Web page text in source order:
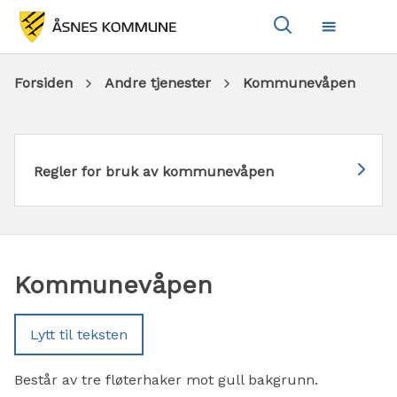
Meny
Du
her:
Forsiden Andre tjenester Kommunevåpen
Regler for bruk av kommunevåpen
Kommunevåpen
Lytt til teksten
Består av tre fløterhaker mot gull bakgrunn.